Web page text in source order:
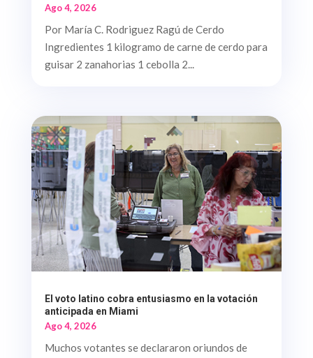
Ago 4, 2026
Por María C. Rodriguez Ragú de Cerdo
Ingredientes 1 kilogramo de carne de cerdo para
guisar 2 zanahorias 1 cebolla 2...
El voto latino cobra entusiasmo en la votación
anticipada en Miami
Ago 4, 2026
Muchos votantes se declararon oriundos de